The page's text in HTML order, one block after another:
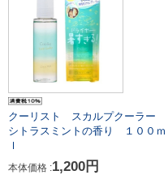
クーリスト スカルプクーラー
シトラスミントの香り １００ｍ
本体価格 :1,200円